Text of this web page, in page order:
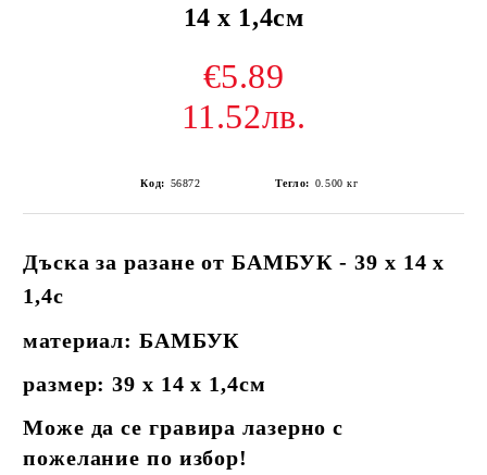
14 х 1,4см
€5.89
11.52лв.
Код: 56872 Тегло: 0.500 кг
Дъска за разане от БАМБУК - 39 х 14 х
1,4с
материал: БАМБУК
размер: 39 х 14 х 1,4см
Може да се гравира лазерно с
пожелание по избор!